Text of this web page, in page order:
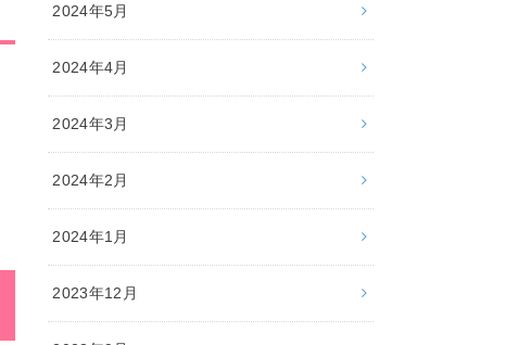
2024年5月
2024年4月
2024年3月
2024年2月
2024年1月
2023年12月